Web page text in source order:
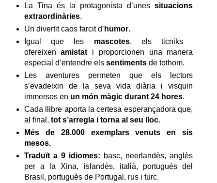
La Tina és la protagonista d’unessituacions
extraordinàries.
Un divertit caos farcit d’ humor.
Igual que les mascotes, els ticniks
ofereixenamistat i proporcionen una manera
especial d’entendre els sentimentsde tothom.
Les aventures permeten que els lectors
s’evadeixin de la seva vida diària i visquin
immersos en un món màgic durant 24 hores.
Cada llibre aporta la certesa esperançadora que,
al final, tot s’arregla i torna al seu lloc.
Més de 28.000 exemplars venuts en sis
mesos.
Traduït a 9 idiomes: basc, neerlandès, anglès
per a la Xina, islandès, italià, portuguès del
Brasil, portuguès de Portugal, rus i turc.